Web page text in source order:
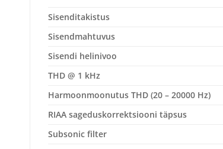
Sisenditakistus
Sisendmahtuvus
Sisendi helinivoo
THD @ 1 kHz
Harmoonmoonutus THD (20 – 20000 Hz)
RIAA sageduskorrektsiooni täpsus
Subsonic filter